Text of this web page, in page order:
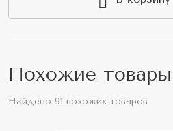
Похожие товары
Найдено 91 похожих товаров